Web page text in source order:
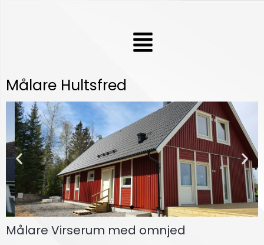
Meny
Målare Hultsfred
Målare Virserum med omnjed